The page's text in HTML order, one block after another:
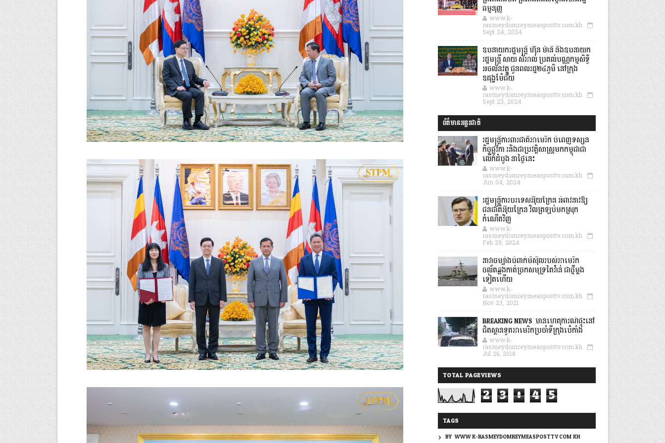
ធម្មនុញ្ញ
www.k-
rasmeydomreymeasposttv.com.kh
Sept 24, 2024
ឧបនាយករដ្ឋមន្ដ្រី ហ៊ុន ម៉ានី និងឧបនាយក
រដ្ឋមន្ដ្រី សាយ សំអាល់ ប្រគល់បណ្ណកម្មសិទ្ធិ
អចលនវត្ថុ ជូនពលរដ្ឋ២៤ភូមិ នៅក្រុង
ឧដុង្គម៉ែជ័យ
www.k-
rasmeydomreymeasposttv.com.kh
Sept 23, 2024
ព័ត៌មានអន្តរជាតិ
រដ្ឋមន្រ្តីការពារជាតិអាមេរិក បំពេញទស្សន
កិច្ចផ្លូវកា រនិងជាប្រវត្តិសាស្រ្តមកកម្ពុជាជា
លើកដំបូង នាថ្ងៃនេះ
www.k-
rasmeydomreymeasposttv.com.kh
Jun 04, 2024
រដ្ឋមន្ត្រីការបរទេសអ៊ុយក្រែន អំពាវនាវឱ្យ
ជនជាតិអ៊ុយក្រែន វិលត្រឡប់មកស្រុក
កំណើតវិញ
www.k-
rasmeydomreymeasposttv.com.kh
Feb 29, 2024
នាវាចម្បាំងបំពាក់មីស៊ីលរបស់អាមេរិក
ចល័តឆ្លងកាត់ច្រកសមុទ្រតៃវ៉ាន់ ជាថ្មីម្តង
ទៀតហើយ
www.k-
rasmeydomreymeasposttv.com.kh
Nov 23, 2021
BREAKING NEWS: មានហេតុការណ៍ផ្ទុះនៅ
ជិតស្ថានទូតអាមេរិកប្រចាំទីក្រុងប៉េកាំង
www.k-
rasmeydomreymeasposttv.com.kh
Jul 26, 2018
TOTAL PAGEVIEWS
2 3 0 4 5
TAGS
BY: WWW.K-RASMEYDOMREYMEASPOSTTV.COM.KH